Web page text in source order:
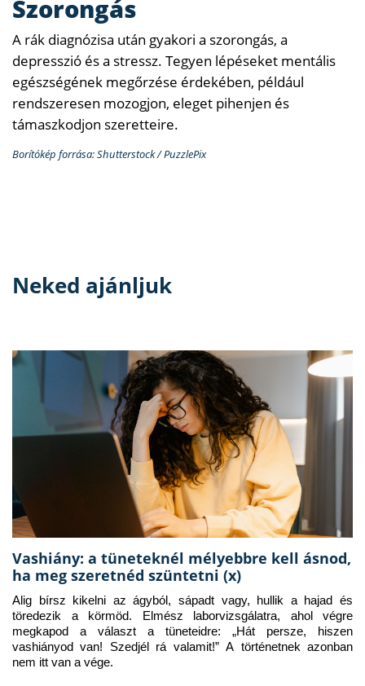
Szorongás
A rák diagnózisa után gyakori a szorongás, a
depresszió és a stressz. Tegyen lépéseket mentális
egészségének megőrzése érdekében, például
rendszeresen mozogjon, eleget pihenjen és
támaszkodjon szeretteire.
Borítókép forrása: Shutterstock / PuzzlePix
Neked ajánljuk
Vashiány: a tüneteknél mélyebbre kell ásnod,
ha meg szeretnéd szüntetni (x)
Alig bírsz kikelni az ágyból, sápadt vagy, hullik a hajad és
töredezik a körmöd. Elmész laborvizsgálatra, ahol végre
megkapod a választ a tüneteidre: „Hát persze, hiszen
vashiányod van! Szedjél rá valamit!” A történetnek azonban
nem itt van a vége.